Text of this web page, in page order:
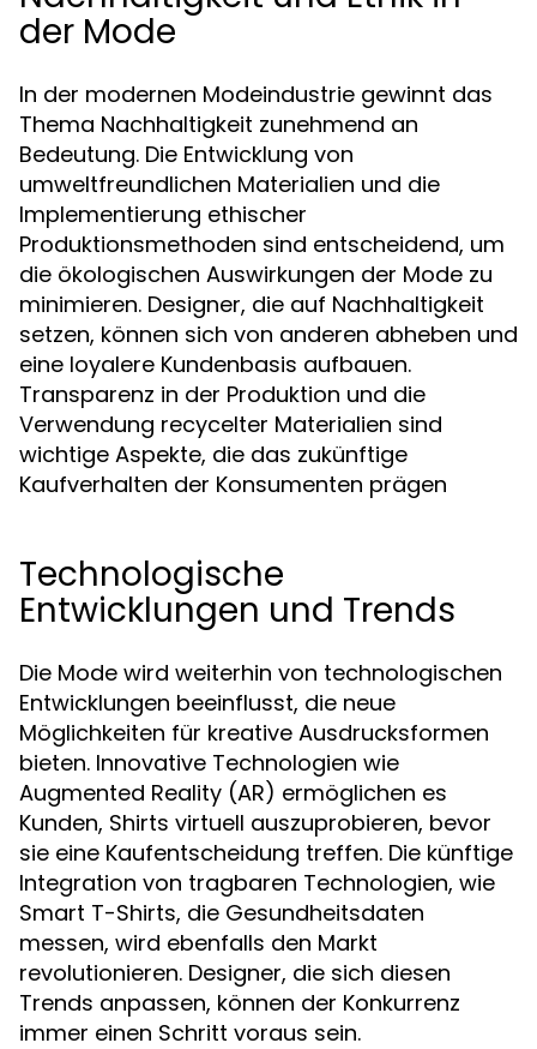
der Mode
In der modernen Modeindustrie gewinnt das
Thema Nachhaltigkeit zunehmend an
Bedeutung. Die Entwicklung von
umweltfreundlichen Materialien und die
Implementierung ethischer
Produktionsmethoden sind entscheidend, um
die ökologischen Auswirkungen der Mode zu
minimieren. Designer, die auf Nachhaltigkeit
setzen, können sich von anderen abheben und
eine loyalere Kundenbasis aufbauen.
Transparenz in der Produktion und die
Verwendung recycelter Materialien sind
wichtige Aspekte, die das zukünftige
Kaufverhalten der Konsumenten prägen
Technologische
Entwicklungen und Trends
Die Mode wird weiterhin von technologischen
Entwicklungen beeinflusst, die neue
Möglichkeiten für kreative Ausdrucksformen
bieten. Innovative Technologien wie
Augmented Reality (AR) ermöglichen es
Kunden, Shirts virtuell auszuprobieren, bevor
sie eine Kaufentscheidung treffen. Die künftige
Integration von tragbaren Technologien, wie
Smart T-Shirts, die Gesundheitsdaten
messen, wird ebenfalls den Markt
revolutionieren. Designer, die sich diesen
Trends anpassen, können der Konkurrenz
immer einen Schritt voraus sein.